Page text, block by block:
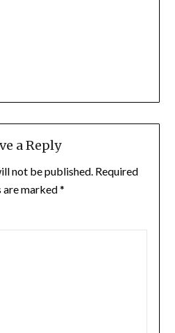
a Reply
not be published. Required
are marked*